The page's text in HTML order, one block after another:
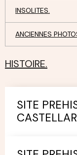
INSOLITES.
ANCIENNES
HISTOIRE.
SITE